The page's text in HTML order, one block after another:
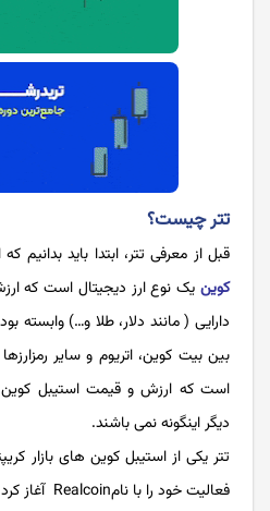
تتر چیست؟
قبل از معرفی تتر، ابتدا باید
کوین یک نوع ارز دیجیتال است که
دارایی ( مانند دلار، طلا و…) وابسته
بین بیت کوین، اتریوم و سایر
است که ارزش و قیمت استیبل کوین
دیگر اینگونه نمی باشند.